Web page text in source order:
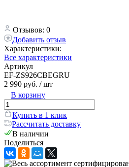
Отзывов: 0
Добавить отзыв
Характеристики:
Все характеристики
Артикул
EF-ZS926CBEGRU
2 990 руб. / шт
В корзину
Купить в 1 клик
Рассчитать доставку
В наличии
Поделиться